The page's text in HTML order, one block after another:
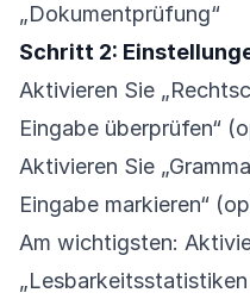
„Dokumentprüfung“
Schritt 2:
Aktivieren Sie
Eingabe überprüfen“
Aktivieren Sie
Eingabe markieren“
Am wichtigsten:
„Lesbarkeitsstatistiken